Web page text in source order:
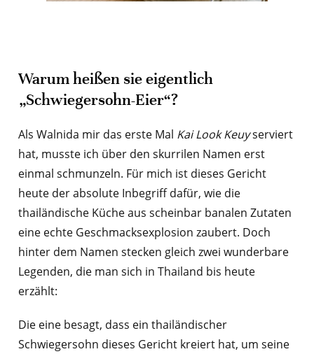
Warum heißen sie eigentlich
„Schwiegersohn-Eier“?
Als Walnida mir das erste Mal Kai Look Keuyserviert
hat, musste ich über den skurrilen Namen erst
einmal schmunzeln. Für mich ist dieses Gericht
heute der absolute Inbegriff dafür, wie die
thailändische Küche aus scheinbar banalen Zutaten
eine echte Geschmacksexplosion zaubert. Doch
hinter dem Namen stecken gleich zwei wunderbare
Legenden, die man sich in Thailand bis heute
erzählt:
Die eine besagt, dass ein thailändischer
Schwiegersohn dieses Gericht kreiert hat, um seine